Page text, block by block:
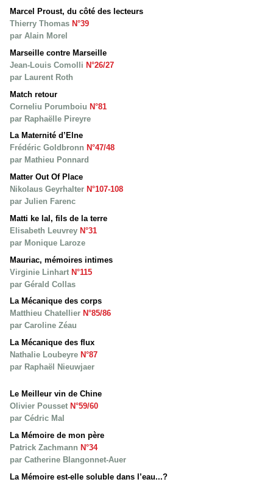
Marcel Proust, du côté des lecteurs
Thierry Thomas N°39
par Alain Morel
Marseille contre Marseille
Jean-Louis Comolli N°26/27
par Laurent Roth
Match retour
Corneliu Porumboiu N°81
par Raphaëlle Pireyre
La Maternité d’Elne
Frédéric Goldbronn N°47/48
par Mathieu Ponnard
Matter Out Of Place
Nikolaus Geyrhalter N°107-108
par Julien Farenc
Matti ke lal, fils de la terre
Elisabeth Leuvrey N°31
par Monique Laroze
Mauriac, mémoires intimes
Virginie Linhart N°115
par Gérald Collas
La Mécanique des corps
Matthieu Chatellier N°85/86
par Caroline Zéau
La Mécanique des flux
Nathalie Loubeyre N°87
par Raphaël Nieuwjaer
Le Meilleur vin de Chine
Olivier Pousset N°59/60
par Cédric Mal
La Mémoire de mon père
Patrick Zachmann N°34
par Catherine Blangonnet-Auer
La Mémoire est-elle soluble dans l’eau...?